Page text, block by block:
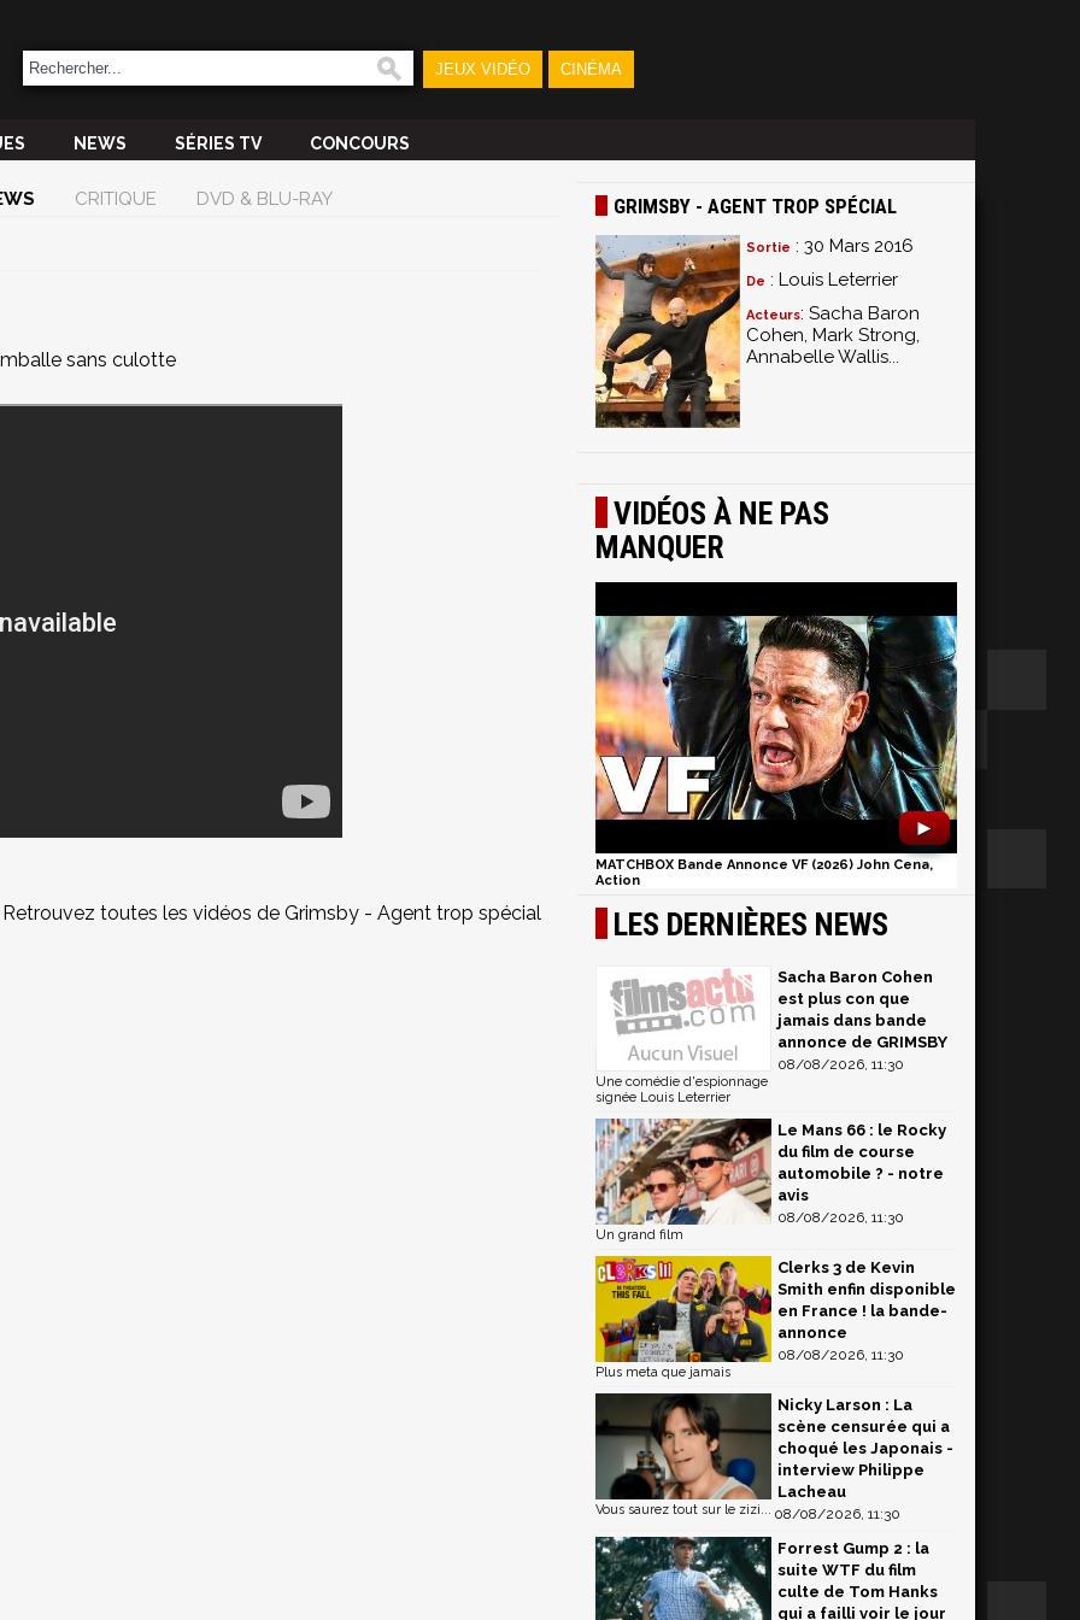
JEUX VIDÉO CINÉMA
NEWS SÉRIES TV CONCOURS
CRITIQUE DVD & BLU-RAY
sans culotte
Retrouvez toutes les vidéos de Grimsby - Agent trop spécial
GRIMSBY - AGENT TROP SPÉCIAL
Sortie : 30 Mars 2016
De : Louis Leterrier
Acteurs: Sacha Baron
Cohen, Mark Strong,
Annabelle Wallis...
VIDÉOS À NE PAS
MANQUER
►
MATCHBOX Bande Annonce VF (2026) John Cena,
Action
LES DERNIÈRES NEWS
Sacha Baron Cohen
est plus con que
jamais dans bande
annonce de GRIMSBY
08/08/2026, 11:30
Une comédie d'espionnage
signée Louis Leterrier
Le Mans 66 : le Rocky
du film de course
automobile ? - notre
avis
08/08/2026, 11:30
Un grand film
Clerks 3 de Kevin
Smith enfin disponible
en France ! la bande-
annonce
08/08/2026, 11:30
Plus meta que jamais
Nicky Larson : La
scène censurée qui a
choqué les Japonais -
interview Philippe
Lacheau
08/08/2026, 11:30
Vous saurez tout sur le zizi...
Forrest Gump 2 : la
suite WTF du film
culte de Tom Hanks
qui a failli voir le jour